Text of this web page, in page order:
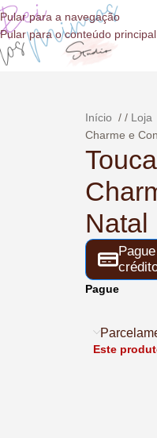
conteúdo
Pular para a navegação
Pular para o conteúdo principal
Início / Loja
Charme e
Natal
Pague
Pague
Este